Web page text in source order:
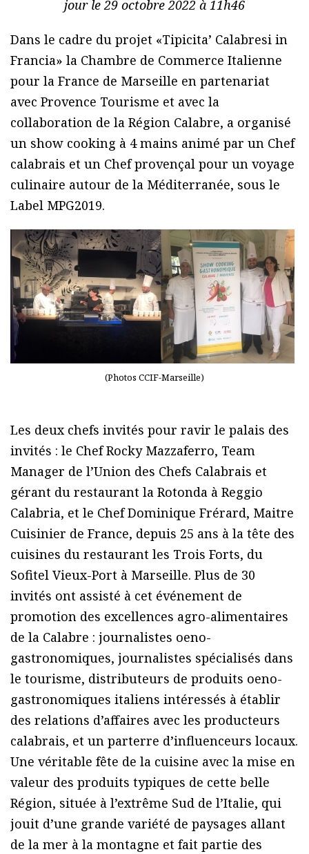
jour le 29 octobre 2022 à 11h46
Dans le cadre du projet «Tipicita’ Calabresi in
Francia» la Chambre de Commerce Italienne
pour la France de Marseille en partenariat
avec Provence Tourisme et avec la
collaboration de la Région Calabre, a organisé
un show cooking à 4 mains animé par un Chef
calabrais et un Chef provençal pour un voyage
culinaire autour de la Méditerranée, sous le
Label MPG2019.
(Photos CCIF-Marseille)
Les deux chefs invités pour ravir le palais des
invités : le Chef Rocky Mazzaferro, Team
Manager de l’Union des Chefs Calabrais et
gérant du restaurant la Rotonda à Reggio
Calabria, et le Chef Dominique Frérard, Maitre
Cuisinier de France, depuis 25 ans à la tête des
cuisines du restaurant les Trois Forts, du
Sofitel Vieux-Port à Marseille. Plus de 30
invités ont assisté à cet événement de
promotion des excellences agro-alimentaires
de la Calabre : journalistes oeno-
gastronomiques, journalistes spécialisés dans
le tourisme, distributeurs de produits oeno-
gastronomiques italiens intéressés à établir
des relations d’affaires avec les producteurs
calabrais, et un parterre d’influenceurs locaux.
Une véritable fête de la cuisine avec la mise en
valeur des produits typiques de cette belle
Région, située à l’extrême Sud de l’Italie, qui
jouit d’une grande variété de paysages allant
de la mer à la montagne et fait partie des